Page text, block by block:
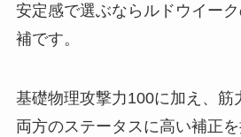
安定感で選ぶならルドウイー
補です。
基礎物理攻撃力100に加え、筋
両方のステータスに高い補正